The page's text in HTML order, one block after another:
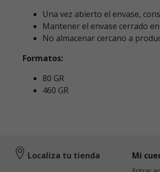
Una vez abierto el envase,
Mantener el envase cerrado
No almacenar cercano a
Formatos:
80 GR
460 GR
Localiza tu tienda Mi